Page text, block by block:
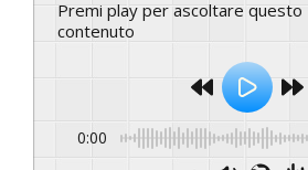
Premi play per ascoltare questo
contenuto
0:00